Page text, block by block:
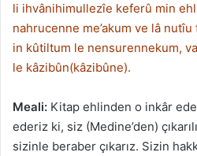
li ihvânihimullezîe keferû min
nahrucenne me’akum ve lâ
in kûtiltum le nensurennekum,
le kâzibûn(kâzibûne).
Meali: Kitap ehlinden o inkâr
ederiz ki, siz (Medine’den)
sizinle beraber çıkarız. Sizin